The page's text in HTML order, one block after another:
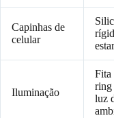
Capinhas de
celular
Iluminação
ring
luz